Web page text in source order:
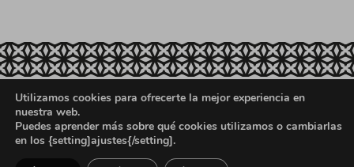
Política de ventas, devoluciones y reembolsos
Aviso Legal
Política de Privacidad
Registro Sanitario
Utilizamos cookies para ofrecerte la mejor experiencia en
nuestra web.
Puedes aprender más sobre qué cookies utilizamos o cambiarlas
en los {setting]ajustes{/setting].